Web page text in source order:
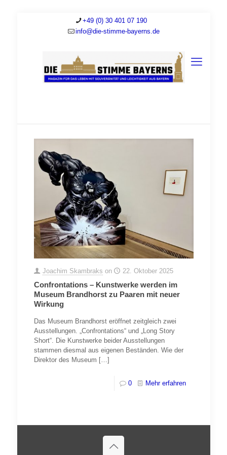
+49 (0) 30 401 07 190
info@die-stimme-bayerns.de
Joachim Skambraks on 22. Oktober 2025
Confrontations – Kunstwerke werden im
Museum Brandhorst zu Paaren mit neuer
Wirkung
Das Museum Brandhorst eröffnet zeitgleich zwei
Ausstellungen. „Confrontations“ und „Long Story
Short“. Die Kunstwerke beider Ausstellungen
stammen diesmal aus eigenen Beständen. Wie der
Direktor des Museum […]
0 Mehr erfahren